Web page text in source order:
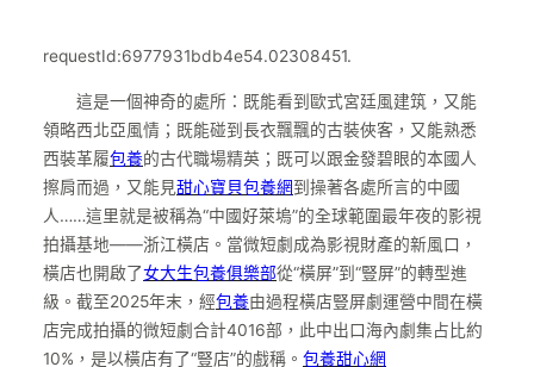
requestId:6977931bdb4e54.02308451.
這是一個神奇的處所：既能看到歐式宮廷風建筑，又能
領略西北亞風情；既能碰到長衣飄飄的古裝俠客，又能熟悉
西裝革履包養的古代職場精英；既可以跟金發碧眼的本國人
擦肩而過，又能見甜心寶貝包養網到操著各處所言的中國
人……這里就是被稱為“中國好萊塢”的全球範圍最年夜的影視
拍攝基地——浙江橫店。當微短劇成為影視財產的新風口，
橫店也開啟了女大生包養俱樂部從“橫屏”到“豎屏”的轉型進
級。截至2025年末，經包養由過程橫店豎屏劇運營中間在橫
店完成拍攝的微短劇合計4016部，此中出口海內劇集占比約
10%，是以橫店有了“豎店”的戲稱。 包養甜心網